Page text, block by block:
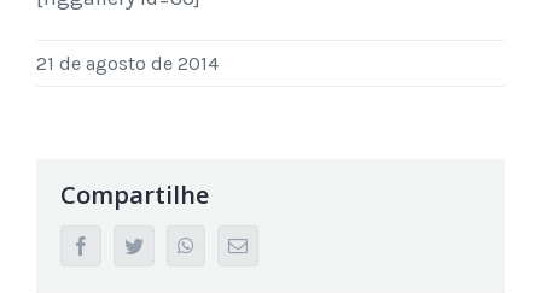
21 de agosto de 2014
Compartilhe
facebooktwitter whatsappEmail